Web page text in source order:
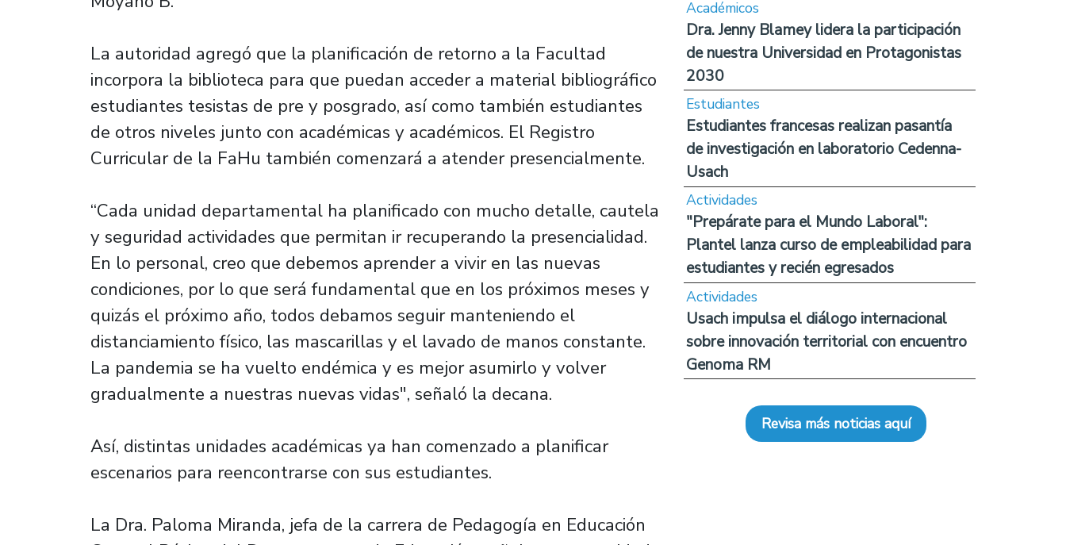
La autoridad agregó que la planificación de retorno a la Facultad
incorpora la biblioteca para que puedan acceder a material bibliográfico
estudiantes tesistas de pre y posgrado, así como también estudiantes
de otros niveles junto con académicas y académicos. El Registro
Curricular de la FaHu también comenzará a atender presencialmente.
“Cada unidad departamental ha planificado con mucho detalle, cautela
y seguridad actividades que permitan ir recuperando la presencialidad.
En lo personal, creo que debemos aprender a vivir en las nuevas
condiciones, por lo que será fundamental que en los próximos meses y
quizás el próximo año, todos debamos seguir manteniendo el
distanciamiento físico, las mascarillas y el lavado de manos constante.
La pandemia se ha vuelto endémica y es mejor asumirlo y volver
gradualmente a nuestras nuevas vidas", señaló la decana.
Así, distintas unidades académicas ya han comenzado a planificar
escenarios para reencontrarse con sus estudiantes.
La Dra. Paloma Miranda, jefa de la carrera de Pedagogía en Educación
Académicos
Dra. Jenny Blamey lidera la participación
de nuestra Universidad en Protagonistas
2030
Estudiantes
Estudiantes francesas realizan pasantía
de investigación en laboratorio Cedenna-
Usach
Actividades
"Prepárate para el Mundo Laboral":
Plantel lanza curso de empleabilidad para
estudiantes y recién egresados
Actividades
Usach impulsa el diálogo internacional
sobre innovación territorial con encuentro
Genoma RM
Revisa más noticias aquí